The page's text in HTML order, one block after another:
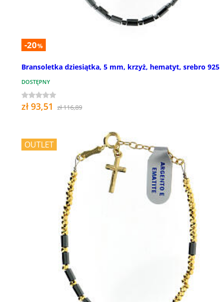
-20%
Bransoletka dziesiątka, 5 mm, krzyż, hematyt, srebro 925
DOSTĘPNY
zł 93,51 zł 116,89
OUTLET